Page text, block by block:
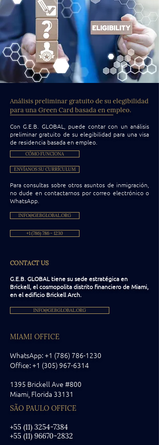
Análisis preliminar gratuito de su elegibilidad
para una Green Card basada en empleo.
Con G.E.B. GLOBAL, puede contar con un análisis
preliminar gratuito de su elegibilidad para una visa
de residencia basada en empleo.
CÓMO FUNCIONA
ENVÍANOS SU CURRÍCULUM
Para consultas sobre otros asuntos de inmigración,
no dude en contactarnos por correo electrónico o
WhatsApp.
INFO@GEBGLOBAL.ORG
+1 (786) 786 - 1230
CONTACT US
G.E.B. GLOBAL tiene su sede estratégica en
Brickell, el cosmopolita distrito financiero de Miami,
en el edificio Brickell Arch.
INFO@GEBGLOBAL.ORG
MIAMI OFFICE
WhatsApp: +1 (786) 786-1230
Office:+1 (305) 967-6314
1395 Brickell Ave #800
Miami, Florida 33131
SÃO PAULO OFFICE
+55 (11) 3254-7384
+55 (11) 96670-2832